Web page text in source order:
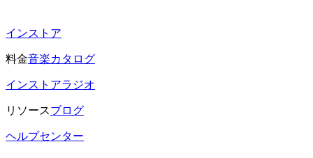
インストア
料金音楽カタログ
インストアラジオ
リソースブログ
ヘルプセンター